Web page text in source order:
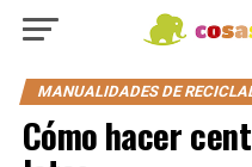
MANUALIDADES DE
Cómo hacer